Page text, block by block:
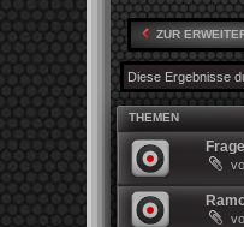
ZUR
THEMEN